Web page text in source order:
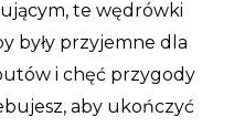
te wędrówki
były przyjemne dla
i chęć przygody
aby ukończyć